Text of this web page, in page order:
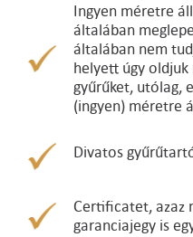
Ingyen méretre
általában
általában nem
helyett úgy
gyűrűket, utólag,
(ingyen) méretre
Divatos
Certificatet, azaz
garanciajegy is